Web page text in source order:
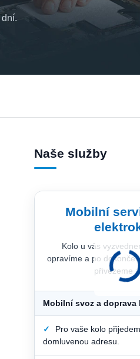
Naše služby
Mobilní
Kolo u vás
opravíme a po
přivezeme
Mobilní svoz a doprava
✓
Pro vaše kolo
domluvenou adresu.